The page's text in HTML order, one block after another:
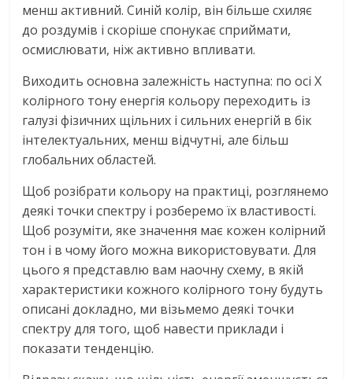
менш активний. Синій колір, він більше схиляє
до роздумів і скоріше спонукає сприймати,
осмислювати, ніж активно впливати.
Виходить основна залежність наступна: по осі X
колірного тону енергія кольору переходить із
галузі фізичних щільних і сильних енергій в бік
інтелектуальних, менш відчутні, але більш
глобальних областей.
Щоб розібрати кольору на практиці, розглянемо
деякі точки спектру і розберемо їх властивості.
Щоб розуміти, яке значення має кожен колірний
тон і в чому його можна використовувати. Для
цього я представлю вам наочну схему, в якій
характеристики кожного колірного тону будуть
описані докладно, ми візьмемо деякі точки
спектру для того, щоб навести приклади і
показати тенденцію.